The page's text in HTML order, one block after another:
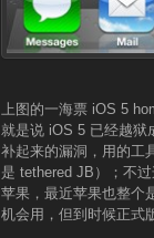
上图的一海票 iOS 5
就是说 iOS 5 已经越狱
补起来的漏洞，用的工
是 tethered JB）；不
苹果，最近苹果也整个
机会用，但到时候正式